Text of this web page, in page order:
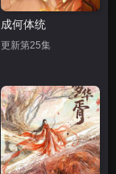
成何体统
更新第25集